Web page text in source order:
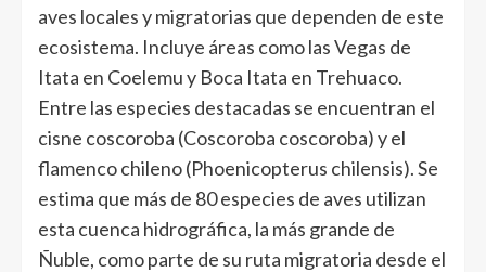
aves locales y migratorias que dependen de este
ecosistema. Incluye áreas como las Vegas de
Itata en Coelemu y Boca Itata en Trehuaco.
Entre las especies destacadas se encuentran el
cisne coscoroba (Coscoroba coscoroba) y el
flamenco chileno (Phoenicopterus chilensis). Se
estima que más de 80 especies de aves utilizan
esta cuenca hidrográfica, la más grande de
Ñuble, como parte de su ruta migratoria desde el